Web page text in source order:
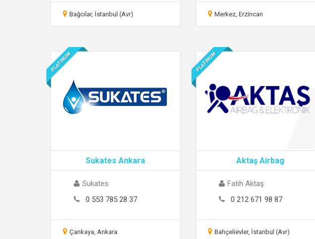
Bağcılar, İstanbul (Avr) Merkez, Erzincan
PLATINUM
Sukates Ankara
Sukates
0 553 785 28 37
Çankaya, Ankara
PLATINUM
Aktaş Airbag
Fatih Aktaş
0 212 671 98 87
Bahçelievler, İstanbul (Avr)